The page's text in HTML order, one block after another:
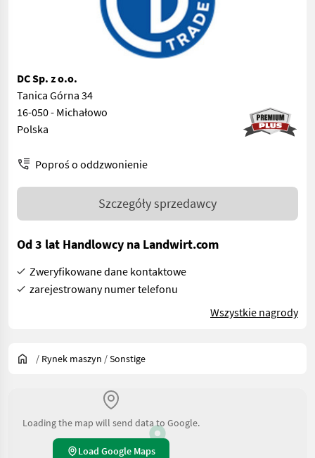
DC Sp. z o.o.
Tanica Górna 34
16-050 - Michałowo
Polska
Poproś o oddzwonienie
Szczegóły sprzedawcy
Od 3 lat Handlowcy na Landwirt.com
Zweryfikowane dane kontaktowe
zarejestrowany numer telefonu
Wszystkie nagrody
/ Rynek maszyn /Sonstige
Loading the map will send data to Google.
Load Google Maps